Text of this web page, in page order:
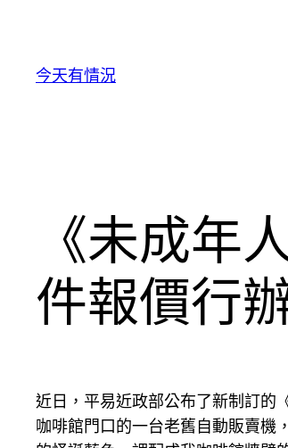
今天有情況
《未成年
件報價行
近日，平易近政部公布了新制訂的
咖啡館門口的一台老舊自動販賣機，